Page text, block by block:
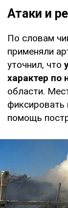
Атаки и
По словам
применяли
уточнил, что
характер по
области.
фиксировать
помощь